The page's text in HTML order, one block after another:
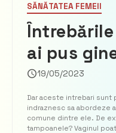
SĂNĂTATEA FEMEII
ai pus
Omiterea
subiect
a femei
19/05/2023
Dar aceste intrebari sunt
indraznesc sa abordeze
comune dintre ele. De
tampoanele? Vaginul